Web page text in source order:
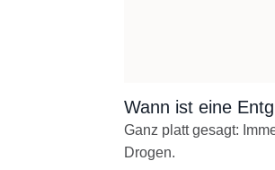
Wann ist eine
Ganz platt gesagt:
Drogen.